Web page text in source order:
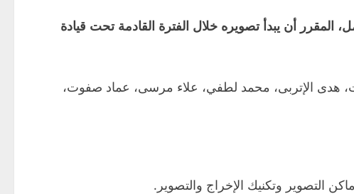
المقرر أن يبدأ تصويره خلال الفترة القادمة تحت قيادة
هدى الإتربى، محمد لطفي، علاء مرسى، عماد صفوت،
التصوير وتكنيك الإخراج والتصوير.